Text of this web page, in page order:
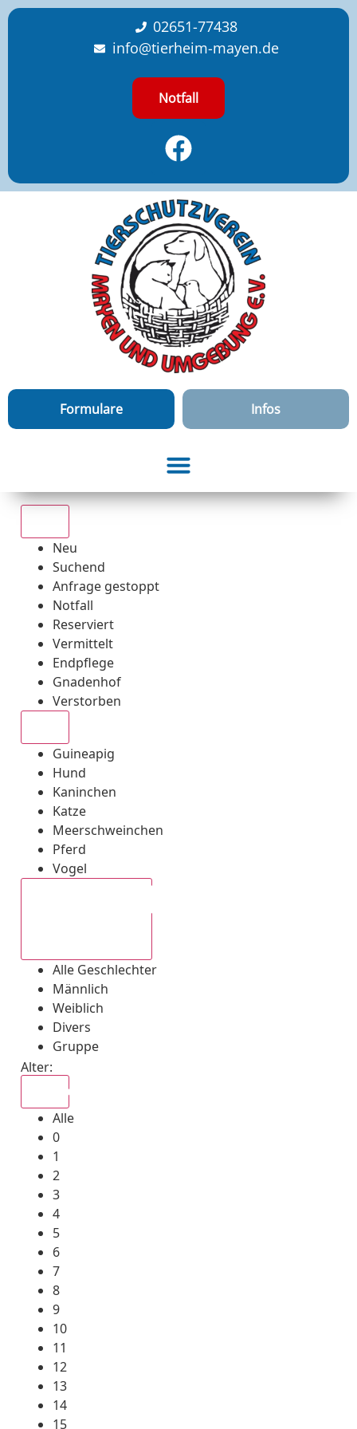
content
02651-77438
info@tierheim-mayen.de
Notfall
Formulare Infos
Neu
Suchend
Anfrage gestoppt
Notfall
Reserviert
Vermittelt
Endpflege
Gnadenhof
Verstorben
Guineapig
Hund
Kaninchen
Katze
Meerschweinchen
Pferd
Vogel
Alle Geschlechter
Männlich
Weiblich
Divers
Gruppe
Alter:
Alle
0
1
2
3
4
5
6
7
8
9
10
11
12
13
14
15